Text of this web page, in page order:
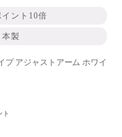
イント10倍
本製
プ アジャストアーム ホワイ
ト